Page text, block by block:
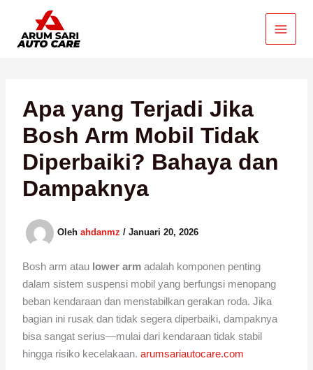
konten
Apa yang Terjadi Jika
Bosh Arm Mobil Tidak
Diperbaiki? Bahaya dan
Dampaknya
Olehahdanmz/Januari 20, 2026
Bosh arm atau lower arm adalah komponen penting
dalam sistem suspensi mobil yang berfungsi menopang
beban kendaraan dan menstabilkan gerakan roda. Jika
bagian ini rusak dan tidak segera diperbaiki, dampaknya
bisa sangat serius—mulai dari kendaraan tidak stabil
hingga risiko kecelakaan.arumsariautocare.com